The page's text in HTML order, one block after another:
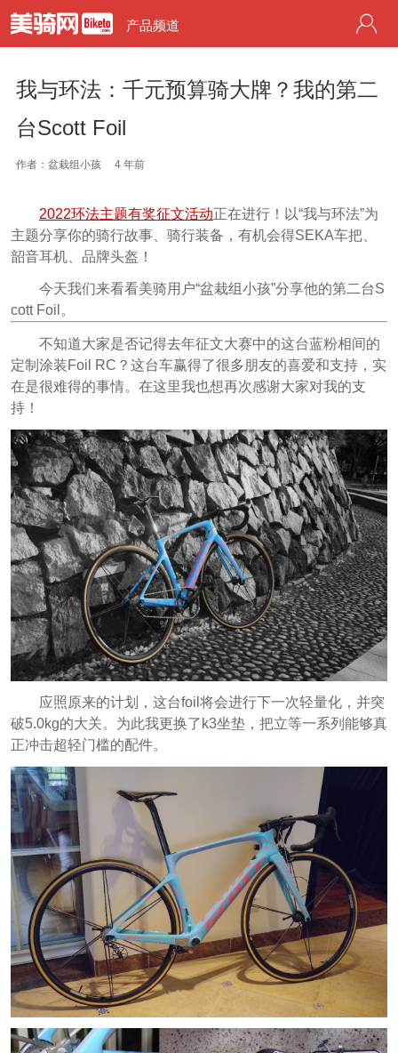
产品频道
我与环法：千元预算骑大牌？我的第二
台Scott Foil
作者：盆栽组小孩 4 年前
2022环法主题有奖征文活动正在进行！以“我与环法”为
主题分享你的骑行故事、骑行装备，有机会得SEKA车把、
韶音耳机、品牌头盔！
今天我们来看看美骑用户“盆栽组小孩”分享他的第二台S
cott Foil。
不知道大家是否记得去年征文大赛中的这台蓝粉相间的
定制涂装Foil RC？这台车赢得了很多朋友的喜爱和支持，实
在是很难得的事情。在这里我也想再次感谢大家对我的支
持！
应照原来的计划，这台foil将会进行下一次轻量化，并突
破5.0kg的大关。为此我更换了k3坐垫，把立等一系列能够真
正冲击超轻门槛的配件。